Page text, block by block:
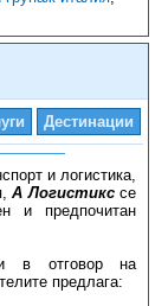
Дестинации
и логистика,
А Логистикссе
и предпочитан
в отговор на
предлага: